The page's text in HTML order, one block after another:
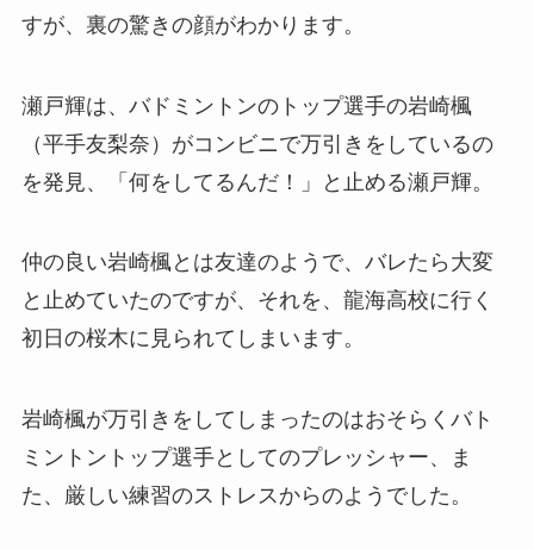
すが、裏の驚きの顔がわかります。
瀬戸輝は、 バドミントンのトップ選手の岩崎楓
（平手友梨奈）がコンビニで万引きをしているの
を発見、「何をしてるんだ！」と止める瀬戸輝。
仲の良い岩崎楓とは友達のようで、バレたら大変
と止めていたのですが、それを、龍海高校に行く
初日の桜木に見られてしまいます。
岩崎楓が万引きをしてしまったのはおそらくバト
ミントントップ選手としてのプレッシャー、ま
た、厳しい練習のストレスからのようでした。